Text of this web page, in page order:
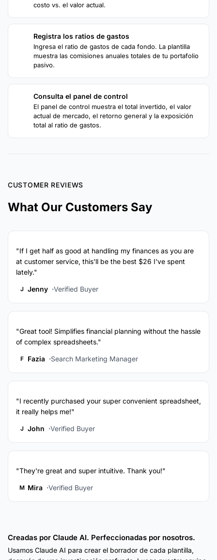
costo vs. el valor actual.
Registra los ratios de gastos
Ingresa el ratio de gastos de cada fondo. La plantilla
muestra las comisiones anuales totales de tu portafolio
pasivo.
Consulta el panel de control
El panel de control muestra el total invertido, el valor
actual de mercado, el retorno general y la exposición
total al ratio de gastos.
CUSTOMER REVIEWS
What Our Customers Say
"If I get half as good at handling my finances as you are
at customer service, this'll be the best $26 I've spent
lately."
J Jenny Verified Buyer
"Great tool! Simplifies financial planning without the hassle
of complex spreadsheets."
F Fazia Search Marketing Manager
"I recently purchased your super convenient spreadsheet,
it really helps me!"
J John Verified Buyer
"They're great and super intuitive. Thank you!"
M Mira Verified Buyer
Creadas por Claude AI. Perfeccionadas por nosotros.
Usamos Claude AI para crear el borrador de cada plantilla,